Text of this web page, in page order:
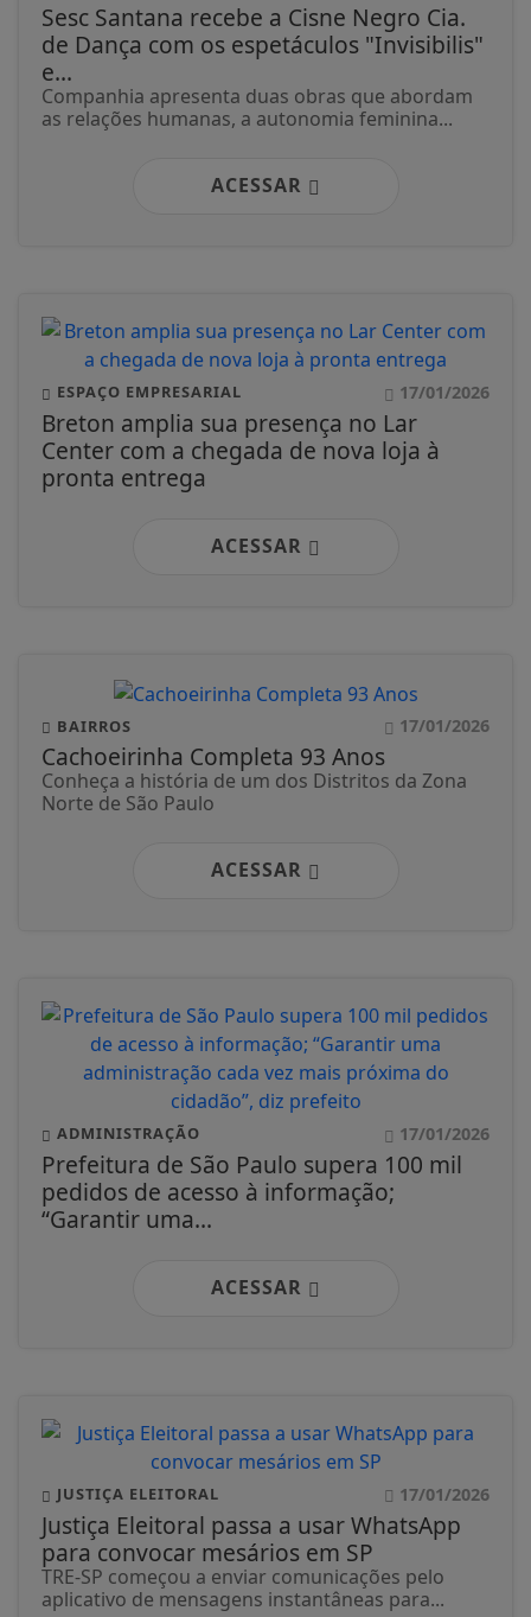
Sesc Santana recebe a Cisne Negro Cia.
de Dança com os espetáculos "Invisibilis"
e...
Companhia apresenta duas obras que abordam
as relações humanas, a autonomia feminina...
ACESSAR
ESPAÇO EMPRESARIAL 17/01/2026
Breton amplia sua presença no Lar
Center com a chegada de nova loja à
pronta entrega
ACESSAR
BAIRROS 17/01/2026
Cachoeirinha Completa 93 Anos
Conheça a história de um dos Distritos da Zona
Norte de São Paulo
ACESSAR
ADMINISTRAÇÃO 17/01/2026
Prefeitura de São Paulo supera 100 mil
pedidos de acesso à informação;
“Garantir uma...
ACESSAR
JUSTIÇA ELEITORAL 17/01/2026
Justiça Eleitoral passa a usar WhatsApp
para convocar mesários em SP
TRE-SP começou a enviar comunicações pelo
aplicativo de mensagens instantâneas para...